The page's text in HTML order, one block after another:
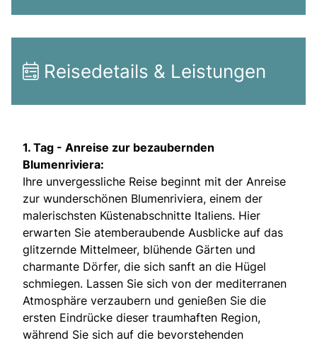
Reisedetails & Leistungen
1. Tag - Anreise zur bezaubernden
Blumenriviera:
Ihre unvergessliche Reise beginnt mit der Anreise
zur wunderschönen Blumenriviera, einem der
malerischsten Küstenabschnitte Italiens. Hier
erwarten Sie atemberaubende Ausblicke auf das
glitzernde Mittelmeer, blühende Gärten und
charmante Dörfer, die sich sanft an die Hügel
schmiegen. Lassen Sie sich von der mediterranen
Atmosphäre verzaubern und genießen Sie die
ersten Eindrücke dieser traumhaften Region,
während Sie sich auf die bevorstehenden